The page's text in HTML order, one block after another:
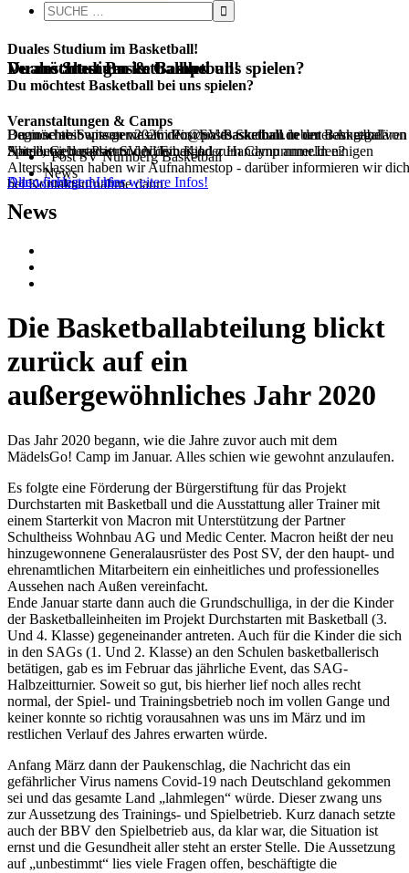
Duales Studium im Basketball!
Beginne ab Septemer 2026 dein duales Studium in der Basketball
Abteilung des Post SV Nürnberg!
Alle wichtigen Infos
Du möchtest Basketball bei uns spielen?
Dann schreib uns gerne an info@postbasketball.de unter Angabe von
Name, Geburtsdatum und Email oder Handynummer.In einigen
Altersklassen haben wir Aufnahmestop - darüber informieren wir dich
bei Kontaktaufnahme dann.
Veranstaltungen & Camps
Du möchtest wissen was im Post SV Basketball neben dem regulären
Spielbetrieb passiert oder dein Kind zum Camp anmelden?
Dann findest du hier weitere Infos!
Duales Studium im Basketball!
Du möchtest Basketball bei uns spielen?
Veranstaltungen & Camps
Post SV Nürnberg Basketball
News
News
Die Basketballabteilung blickt
zurück auf ein
außergewöhnliches Jahr 2020
Das Jahr 2020 begann, wie die Jahre zuvor auch mit dem
MädelsGo! Camp im Januar. Alles schien wie gewohnt anzulaufen.
Es folgte eine Förderung der Bürgerstiftung für das Projekt
Durchstarten mit Basketball und die Ausstattung aller Trainer mit
einem Starterkit von Macron mit Unterstützung der Partner
Schultheiss Wohnbau AG und Medic Center. Macron heißt der neu
hinzugewonnene Generalausrüster des Post SV, der den haupt- und
ehrenamtlichen Mitarbeitern ein einheitliches und professionelles
Aussehen nach Außen vereinfacht.
Ende Januar starte dann auch die Grundschulliga, in der die Kinder
der Basketballeinheiten im Projekt Durchstarten mit Basketball (3.
Und 4. Klasse) gegeneinander antreten. Auch für die Kinder die sich
in den SAGs (1. Und 2. Klasse) an den Schulen basketballerisch
betätigen, gab es im Februar das jährliche Event, das SAG-
Halbzeitturnier. Soweit so gut, bis hierher lief noch alles recht
normal, der Spiel- und Trainingsbetrieb noch im vollen Gange und
keiner konnte so richtig vorausahnen was uns im März und im
restlichen Verlauf des Jahres erwarten würde.
Anfang März dann der Paukenschlag, die Nachricht das ein
gefährlicher Virus namens Covid-19 nach Deutschland gekommen
sei und das gesamte Land „lahmlegen“ würde. Dieser zwang uns
zur Aussetzung des Trainings- und Spielbetrieb. Kurz danach setzte
auch der BBV den Spielbetrieb aus, da klar war, die Situation ist
ernst und die Gesundheit aller steht an erster Stelle. Die Aussetzung
auf „unbestimmt“ lies viele Fragen offen, beschäftigte die